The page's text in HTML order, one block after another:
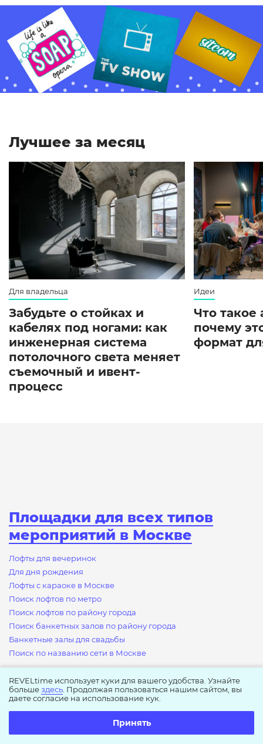
Лучшее за месяц
Для владельца
Забудьте о стойках и
кабелях под ногами: как
инженерная система
потолочного света меняет
съемочный и ивент-
процесс
Идеи
Что такое
почему
формат
Площадки для всех типов
мероприятий в Москве
Лофты для вечеринок
Для дня рождения
Лофты с караоке в Москве
Поиск лофтов по метро
Поиск лофтов по району города
Поиск банкетных залов по району города
Банкетные залы для свадьбы
Поиск по названию сети в Москве
Другие города
Площадки для мероприятий в Санкт-Петербурге
Площадки для мероприятий в Екатеринбурге
Площадки для мероприятий в Новосибирске
REVELtime использует куки для вашего удобства. Узнайте
большездесь . Продолжая пользоваться нашим сайтом, вы
даете согласие на использование кук.
Принять